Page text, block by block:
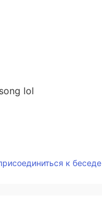
lol
к беседе